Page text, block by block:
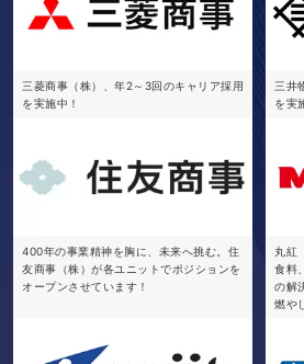
三菱商事（株）、年2～3回のキャリア採用
を実施中！
三井
を実
400年の事業精神を胸に、未来へ挑む。住
友商事（株）が各ユニットでポジションを
オープンさせています！
丸紅
食料
の解
燃や